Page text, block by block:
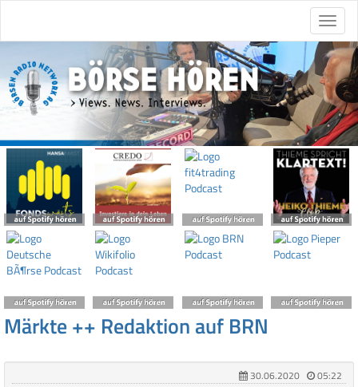
Märkte ++ Redaktion auf BRN
30.06.2020
05:22